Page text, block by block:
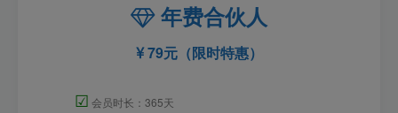
年费合伙人
79元（限时特惠）
☑ 会员时长：365天